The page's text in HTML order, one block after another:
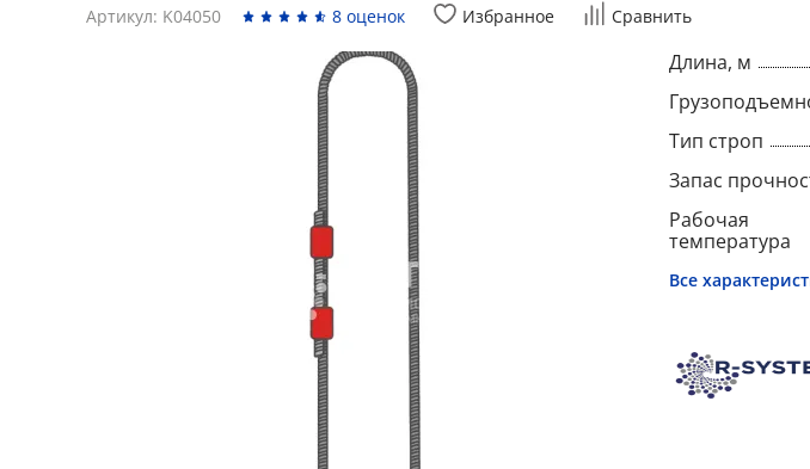
Артикул: K04050 8 оценок Избранное Сравнить
Длина, м
Тип строп
Запас
Рабочая
температура
Все